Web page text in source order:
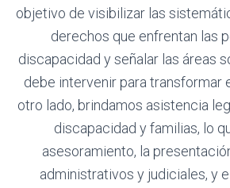
objetivo de visibilizar las
derechos que enfrentan las
discapacidad y señalar las áreas
debe intervenir para transformar
otro lado, brindamos asistencia
discapacidad y familias, lo
asesoramiento, la
administrativos y judiciales, y